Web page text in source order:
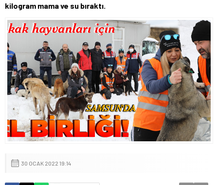
kilogram mama ve su bıraktı.
30 OCAK 2022 19:14